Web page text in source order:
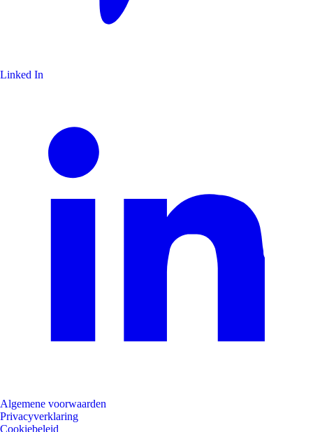
Linked In
Algemene voorwaarden
Privacyverklaring
Cookiebeleid